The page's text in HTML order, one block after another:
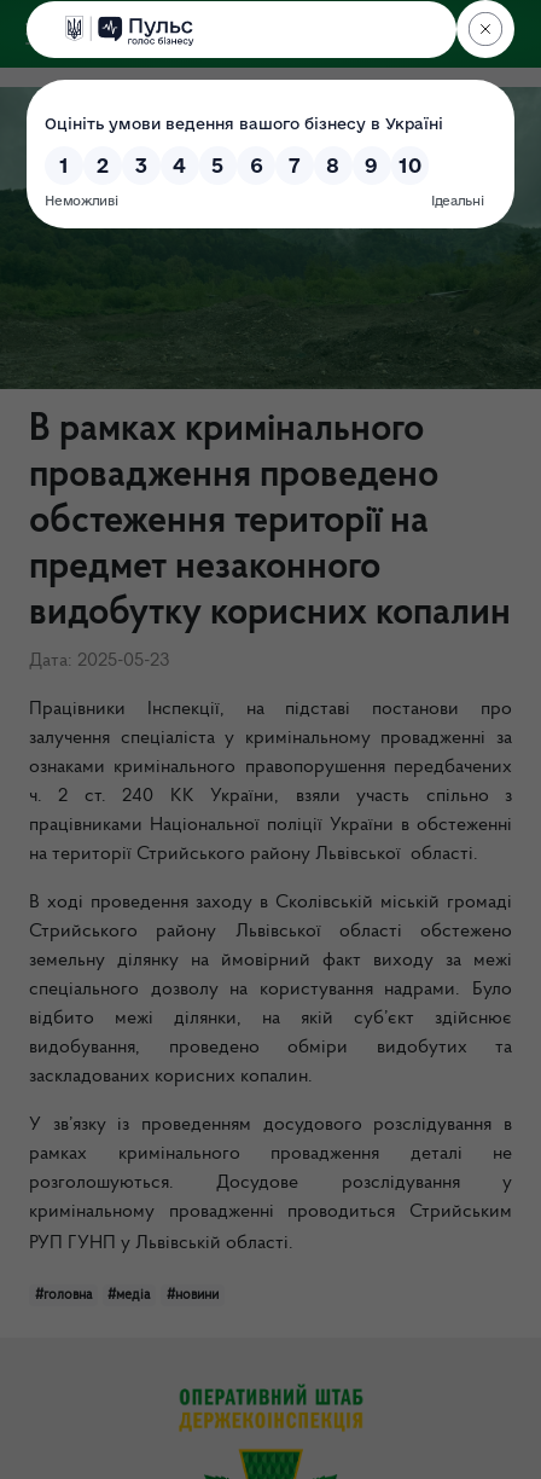
ДЕРЖЕКОІНСПЕКЦІЯ
у Львівській області
В рамках кримінального
провадження проведено
обстеження території на
предмет незаконного
видобутку корисних копалин
Дата: 2025-05-23
Працівники Інспекції, на підставі постанови про
залучення спеціаліста у кримінальному провадженні за
ознаками кримінального правопорушення передбачених
ч. 2 ст. 240 КК України, взяли участь спільно з
працівниками Національної поліції України в обстеженні
на території Стрийського району Львівської області.
В ході проведення заходу в Сколівській міській громаді
Стрийського району Львівської області обстежено
земельну ділянку на ймовірний факт виходу за межі
спеціального дозволу на користування надрами. Було
відбито межі ділянки, на якій суб’єкт здійснює
видобування, проведено обміри видобутих та
заскладованих корисних копалин.
У зв’язку із проведенням досудового розслідування в
рамках кримінального провадження деталі не
розголошуються. Досудове розслідування у
кримінальному провадженні проводиться Стрийським
РУП ГУНП у Львівській області.
#головна #медіа #новини